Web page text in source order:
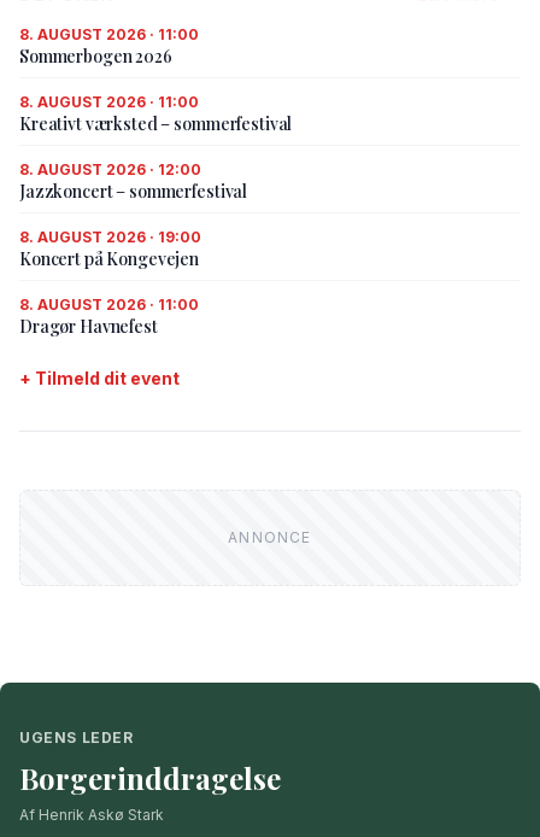
8. AUGUST 2026 · 11:00
Sommerbogen 2026
8. AUGUST 2026 · 11:00
Kreativt værksted – sommerfestival
8. AUGUST 2026 · 12:00
Jazzkoncert – sommerfestival
8. AUGUST 2026 · 19:00
Koncert på Kongevejen
8. AUGUST 2026 · 11:00
Dragør Havnefest
+ Tilmeld dit event
UGENS LEDER
Borgerinddragelse
Af Henrik Askø Stark